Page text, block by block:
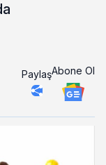
PaylaşAbone Ol